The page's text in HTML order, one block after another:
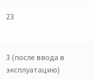
23
3 (после ввода в
эксплуатацию)